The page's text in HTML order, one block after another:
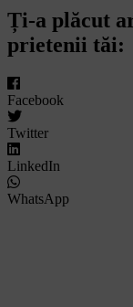
Ți-a plăcut
prietenii tăi:
Facebook
Twitter
LinkedIn
WhatsApp